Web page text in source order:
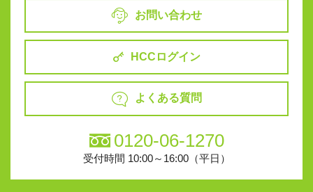
お問い合わせ
HCCログイン
よくある質問
0120-06-1270
受付時間 10:00～16:00（平日）